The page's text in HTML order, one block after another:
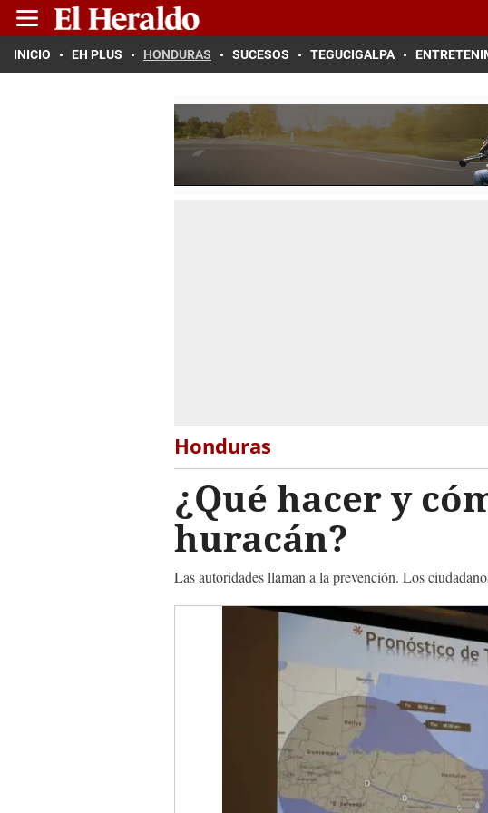
INICIO EH PLUS HONDURAS SUCESOS TEGUCIGALPA
Honduras
¿Qué hacer y
huracán?
Las autoridades llaman a la prevención. Los